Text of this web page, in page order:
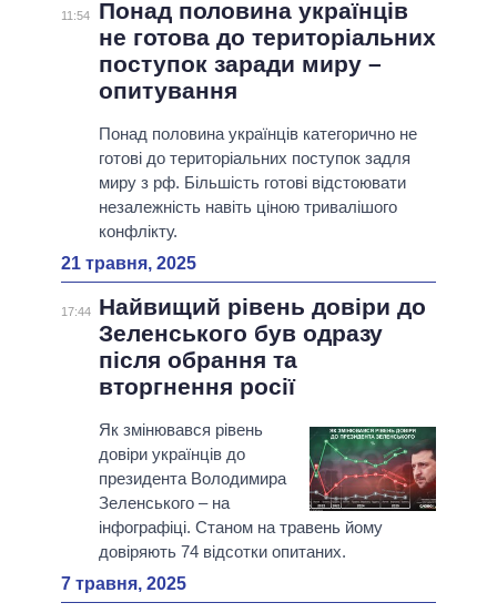
11:54
Понад половина українців
не готова до територіальних
поступок заради миру –
опитування
Понад половина українців категорично не
готові до територіальних поступок задля
миру з рф. Більшість готові відстоювати
незалежність навіть ціною тривалішого
конфлікту.
21 травня, 2025
17:44
Найвищий рівень довіри до
Зеленського був одразу
після обрання та
вторгнення росії
Як змінювався рівень
довіри українців до
президента Володимира
Зеленського – на
інфографіці. Станом на травень йому
довіряють 74 відсотки опитаних.
7 травня, 2025